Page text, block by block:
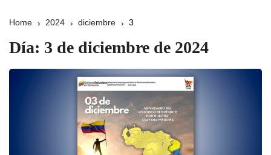
Home 2024 diciembre 3
Día: 3 de diciembre de 2024